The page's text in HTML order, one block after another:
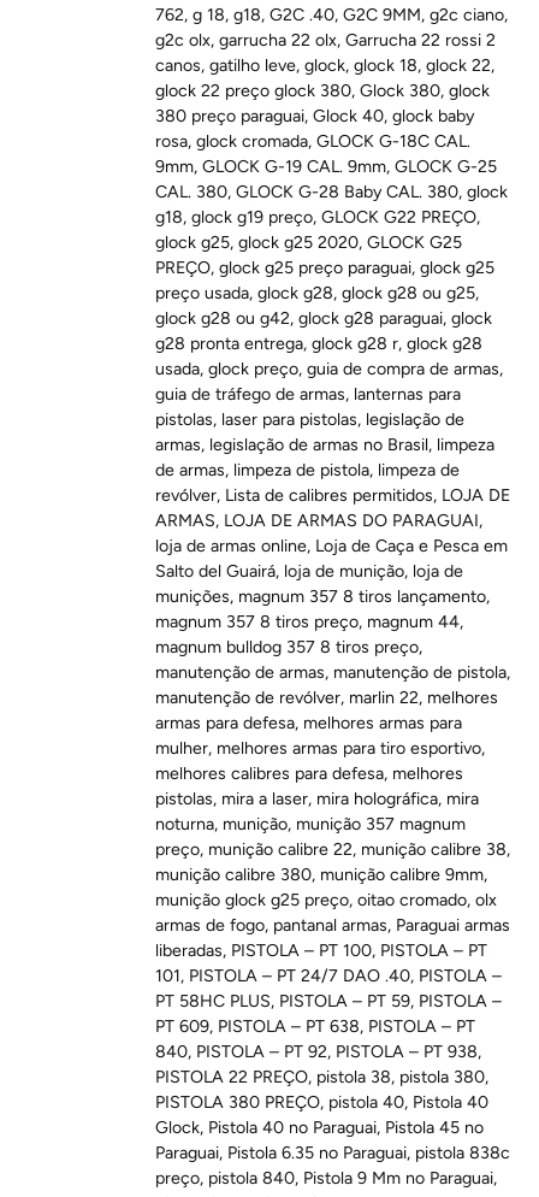
762,g 18,g18,G2C .40,G2C 9MM,g2c ciano,
g2c olx,garrucha 22 olx,Garrucha 22 rossi 2
canos,gatilho leve,glock,glock 18,glock 22,
glock 22 preço glock 380,Glock 380,glock
380 preço paraguai,Glock 40,glock baby
rosa,glock cromada,GLOCK G-18C CAL.
9mm,GLOCK G-19 CAL. 9mm,GLOCK G-25
CAL. 380,GLOCK G-28 Baby CAL. 380,glock
g18,glock g19 preço,GLOCK G22 PREÇO,
glock g25,glock g25 2020,GLOCK G25
PREÇO,glock g25 preço paraguai,glock g25
preço usada,glock g28,glock g28 ou g25,
glock g28 ou g42,glock g28 paraguai,glock
g28 pronta entrega,glock g28 r,glock g28
usada,glock preço,guia de compra de armas,
guia de tráfego de armas, lanternas para
pistolas, laser para pistolas, legislação de
armas, legislação de armas no Brasil, limpeza
de armas, limpeza de pistola, limpeza de
revólver, Lista de calibres permitidos, LOJA DE
ARMAS, LOJA DE ARMAS DO PARAGUAI,
loja de armas online, Loja de Caça e Pesca em
Salto del Guairá, loja de munição, loja de
munições, magnum 357 8 tiros lançamento,
magnum 357 8 tiros preço, magnum 44,
magnum bulldog 357 8 tiros preço,
manutenção de armas, manutenção de pistola,
manutenção de revólver, marlin 22, melhores
armas para defesa, melhores armas para
mulher, melhores armas para tiro esportivo,
melhores calibres para defesa, melhores
pistolas, mira a laser, mira holográfica, mira
noturna, munição, munição 357 magnum
preço, munição calibre 22, munição calibre 38,
munição calibre 380, munição calibre 9mm,
munição glock g25 preço,oitao cromado,olx
armas de fogo, pantanal armas, Paraguai armas
liberadas, PISTOLA – PT 100, PISTOLA – PT
101, PISTOLA – PT 24/7 DAO .40, PISTOLA –
PT 58HC PLUS, PISTOLA – PT 59, PISTOLA –
PT 609, PISTOLA – PT 638, PISTOLA – PT
840, PISTOLA – PT 92, PISTOLA – PT 938,
PISTOLA 22 PREÇO, pistola 38, pistola 380,
PISTOLA 380 PREÇO, pistola 40, Pistola 40
Glock, Pistola 40 no Paraguai, Pistola 45 no
Paraguai, Pistola 6.35 no Paraguai, pistola 838c
preço, pistola 840, Pistola 9 Mm no Paraguai,